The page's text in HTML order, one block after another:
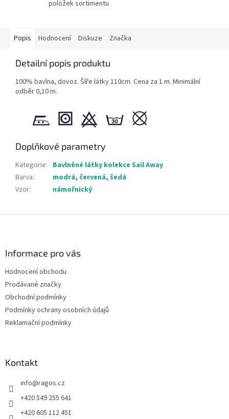
položek sortimentu
Popis Hodnocení Diskuze Značka
Detailní popis produktu
100% bavlna, dovoz. Šíře látky 110cm. Cena za 1 m. Minimální
odběr 0,10 m.
Doplňkové parametry
Kategorie: Bavlněné látky kolekce Sail Away
Barva: modrá, červená, šedá
Vzor: námořnický
Informace pro vás
Hodnocení obchodu
Prodávané značky
Obchodní podmínky
Podmínky ochrany osobních údajů
Reklamační podmínky
Kontakt
info@ragos.cz
+420 549 255 641
+420 605 112 451